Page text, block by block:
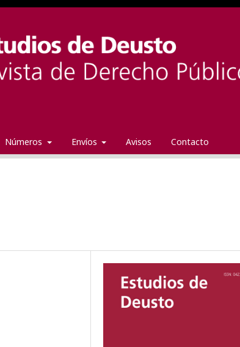
Números Envíos Avisos Contacto